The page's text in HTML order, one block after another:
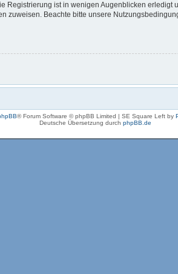
Registrierung ist in wenigen Augenblicken
zuweisen. Beachte bitte unsere
® Forum Software © phpBB Limited | SE Square Left by
Deutsche Übersetzung durch phpBB.de